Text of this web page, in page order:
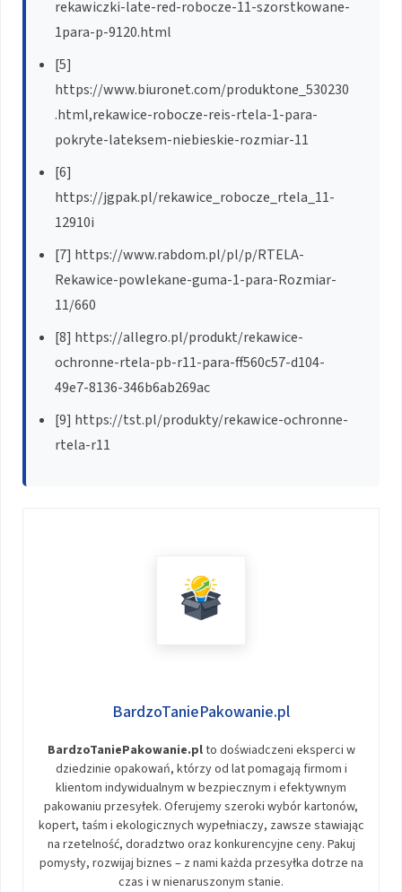
rekawiczki-late-red-robocze-11-szorstkowane-
1para-p-9120.html
[5]
https://www.biuronet.com/produktone_530230
.html,rekawice-robocze-reis-rtela-1-para-
pokryte-lateksem-niebieskie-rozmiar-11
[6]
https://jgpak.pl/rekawice_robocze_rtela_11-
12910i
[7] https://www.rabdom.pl/pl/p/RTELA-
Rekawice-powlekane-guma-1-para-Rozmiar-
11/660
[8] https://allegro.pl/produkt/rekawice-
ochronne-rtela-pb-r11-para-ff560c57-d104-
49e7-8136-346b6ab269ac
[9] https://tst.pl/produkty/rekawice-ochronne-
rtela-r11
BardzoTaniePakowanie.pl
BardzoTaniePakowanie.plto doświadczeni eksperci w
dziedzinie opakowań, którzy od lat pomagają firmom i
klientom indywidualnym w bezpiecznym i efektywnym
pakowaniu przesyłek. Oferujemy szeroki wybór kartonów,
kopert, taśm i ekologicznych wypełniaczy, zawsze stawiając
na rzetelność, doradztwo oraz konkurencyjne ceny. Pakuj
pomysły, rozwijaj biznes – z nami każda przesyłka dotrze na
czas i w nienaruszonym stanie.